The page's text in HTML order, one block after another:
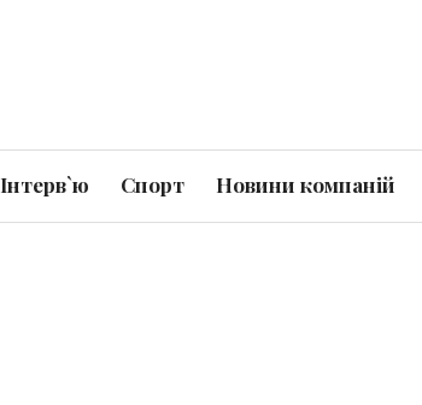
Інтерв`ю Спорт Новини компаній